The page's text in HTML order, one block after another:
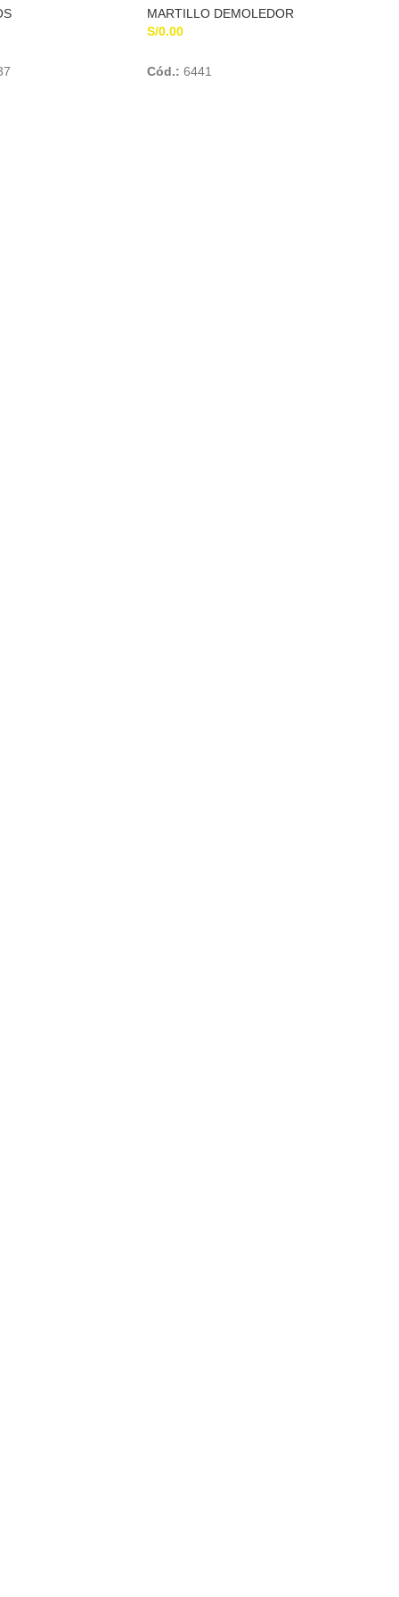
MARTILLO DEMOLEDOR
S/0.00
Cód.: 6441